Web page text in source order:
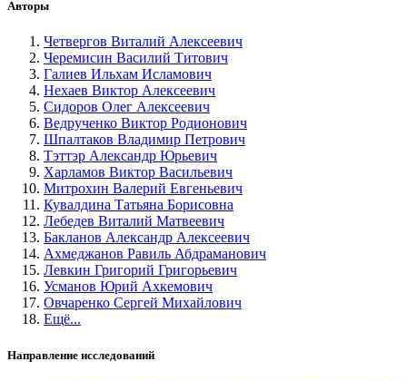
Авторы
Четвергов Виталий Алексеевич
Черемисин Василий Титович
Галиев Ильхам Исламович
Нехаев Виктор Алексеевич
Сидоров Олег Алексеевич
Ведрученко Виктор Родионович
Шпалтаков Владимир Петрович
Тэттэр Александр Юрьевич
Харламов Виктор Васильевич
Митрохин Валерий Евгеньевич
Кувалдина Татьяна Борисовна
Лебедев Виталий Матвеевич
Бакланов Александр Алексеевич
Ахмеджанов Равиль Абдраманович
Левкин Григорий Григорьевич
Усманов Юрий Ахкемович
Овчаренко Сергей Михайлович
Ещё...
Направление исследований